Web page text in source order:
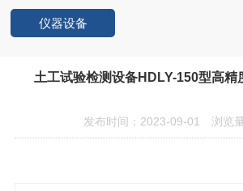
仪器设备
土工试验检测设备HDLY-150型高精
发布时间：2023-09-01 浏览